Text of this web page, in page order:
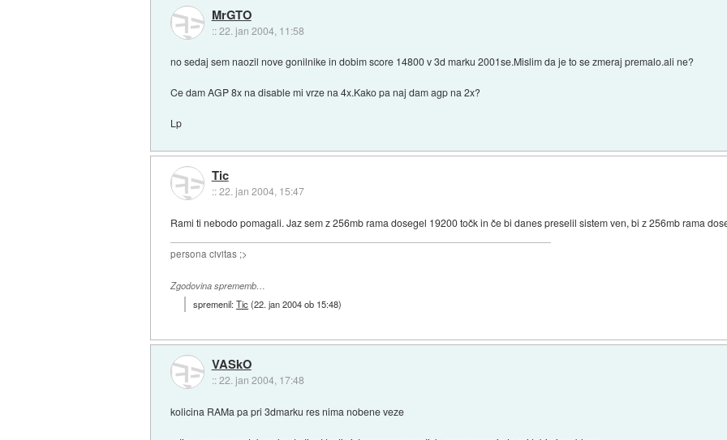
MrGTO
::22. jan 2004, 11:58
no sedaj sem naozil nove gonilnike in dobim score 14800 v 3d marku 2001se.Mislim da je to se zmeraj premalo.ali ne?
Ce dam AGP 8x na disable mi vrze na 4x.Kako pa naj dam agp na 2x?
Lp
Tic
::22. jan 2004, 15:47
Rami ti nebodo pomagali. Jaz sem z 256mb rama dosegel 19200 točk in če bi danes preselil sistem ven, bi z 256mb rama
persona civitas ;>
Zgodovina sprememb…
spremenil:Tic(22. jan 2004 ob 15:48)
VASkO
::22. jan 2004, 17:48
kolicina RAMa pa pri 3dmarku res nima nobene veze